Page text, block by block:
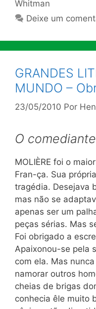
Whitman
Deixe um
GRANDES
MUNDO –
23/05/2010 Por
O
MOLIÈRE foi o
Fran-ça. Sua
tragédia. Desejava
mas não se
apenas ser um
peças sérias. Mas
Foi obrigado a
Apaixonou-se pela
com ela. Mas
namorar outros
cheias de brigas
conhecia êle muito